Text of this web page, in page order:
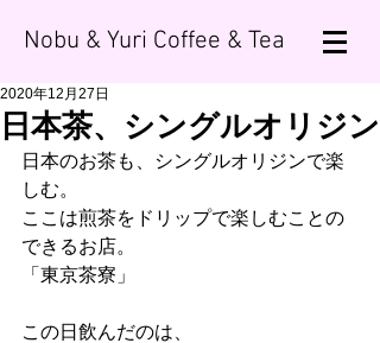
Nobu & Yuri Coffee & Tea
日本茶、シングルオリジン
2020年12月27日
日本のお茶も、シングルオリジンで楽
しむ。
ここは煎茶をドリップで楽しむことの
できるお店。
「東京茶寮」
この日飲んだのは、